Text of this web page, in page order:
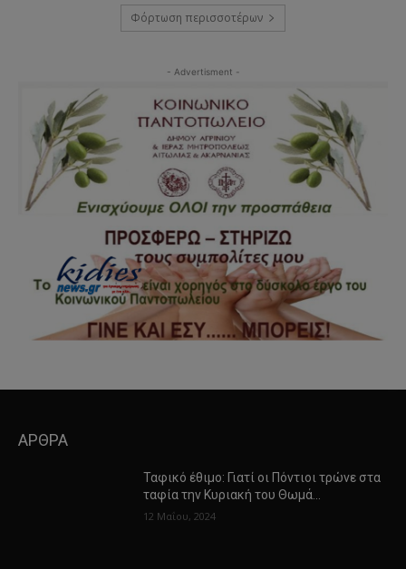
Φόρτωση περισσοτέρων
- Advertisment -
ΑΡΘΡΑ
Ταφικό έθιμο: Γιατί οι Πόντιοι τρώνε στα
ταφία την Κυριακή του Θωμά…
12 Μαΐου, 2024